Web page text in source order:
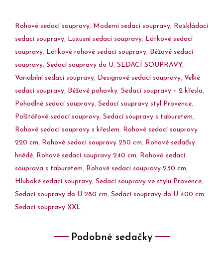
Rohové sedací soupravy, Moderní sedací soupravy, Rozkládací
sedací soupravy, Luxusní sedací soupravy, Látkové sedací
soupravy, Látkové rohové sedací soupravy, Béžové sedací
soupravy, Sedací soupravy do U, SEDACÍ SOUPRAVY,
Variabilní sedací soupravy, Designové sedací soupravy, Velké
sedací soupravy, Béžové pohovky, Sedací soupravy + 2 křesla,
Pohodlné sedací soupravy, Sedací soupravy styl Provence,
Polštářové sedací soupravy, Sedací soupravy s taburetem,
Rohové sedací soupravy s křeslem, Rohové sedací soupravy
220 cm, Rohové sedací soupravy 250 cm, Rohové sedačky
hnědé, Rohové sedací soupravy 240 cm, Rohová sedací
souprava s taburetem, Rohové sedací soupravy 230 cm,
Hluboké sedací soupravy, Sedací soupravy ve stylu Provence,
Sedací soupravy do U 280 cm, Sedací soupravy do U 400 cm,
Sedací soupravy XXL
Podobné sedačky